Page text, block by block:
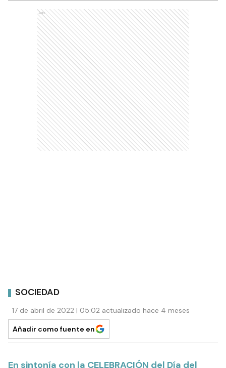
Ads
SOCIEDAD
17 de abril de 2022 | 05:02 actualizado hace 4 meses
Añadir como fuente en
En sintonía con la CELEBRACIÓN del Día del